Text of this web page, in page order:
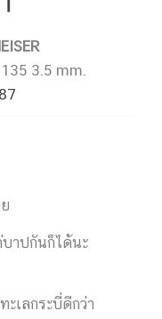
135 3.5 mm.
าปกันก็ได้นะ
เลกระบี่ดีกว่า